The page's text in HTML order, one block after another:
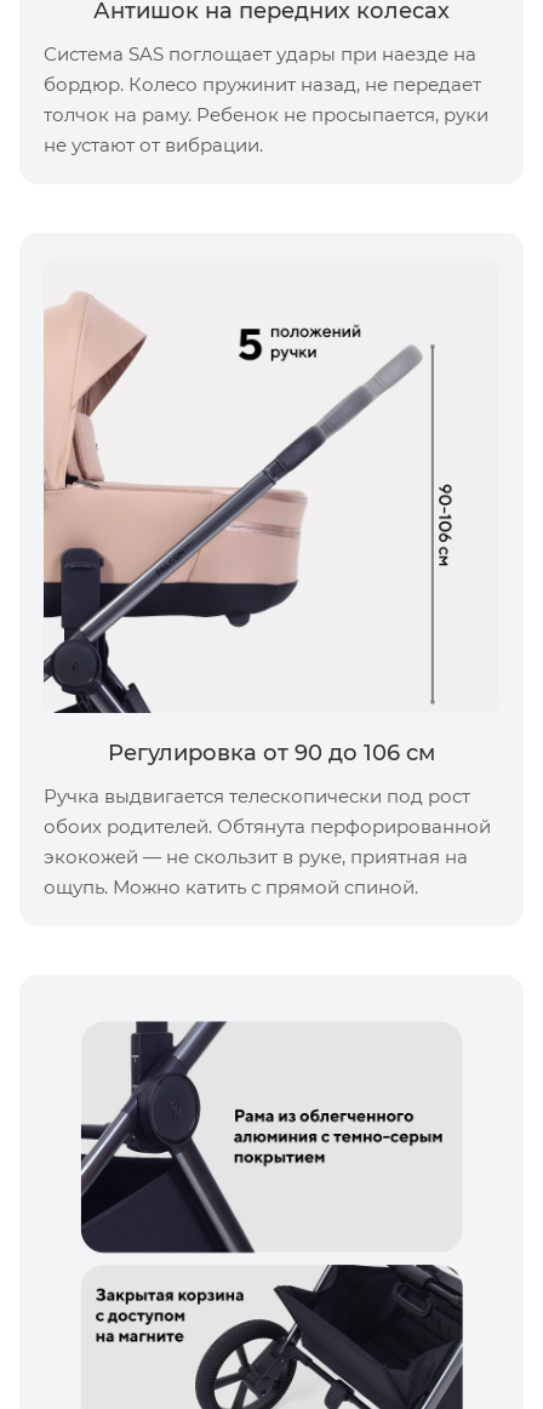
Антишок на передних колесах
Система SAS поглощает удары при наезде на
бордюр. Колесо пружинит назад, не передает
толчок на раму. Ребенок не просыпается, руки
не устают от вибрации.
Регулировка от 90 до 106 см
Ручка выдвигается телескопически под рост
обоих родителей. Обтянута перфорированной
экокожей — не скользит в руке, приятная на
ощупь. Можно катить с прямой спиной.